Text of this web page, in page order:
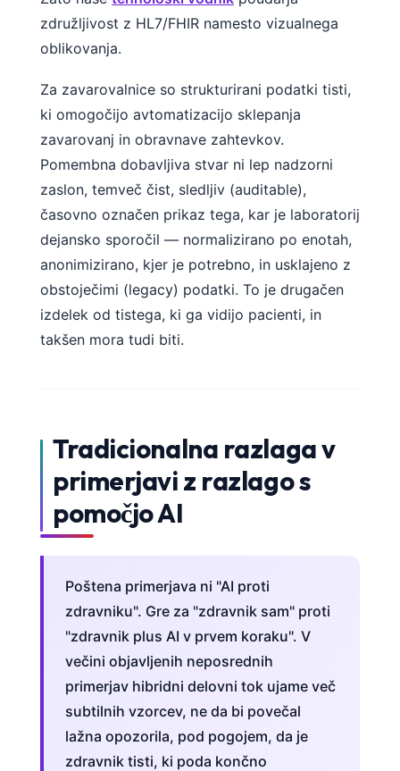
združljivost z HL7/FHIR namesto vizualnega
oblikovanja.
Za zavarovalnice so strukturirani podatki tisti,
ki omogočijo avtomatizacijo sklepanja
zavarovanj in obravnave zahtevkov.
Pomembna dobavljiva stvar ni lep nadzorni
zaslon, temveč čist, sledljiv (auditable),
časovno označen prikaz tega, kar je laboratorij
dejansko sporočil — normalizirano po enotah,
anonimizirano, kjer je potrebno, in usklajeno z
obstoječimi (legacy) podatki. To je drugačen
izdelek od tistega, ki ga vidijo pacienti, in
takšen mora tudi biti.
Tradicionalna razlaga v
primerjavi z razlago s
pomočjo AI
Poštena primerjava ni "AI proti
zdravniku". Gre za "zdravnik sam" proti
"zdravnik plus AI v prvem koraku". V
večini objavljenih neposrednih
primerjav hibridni delovni tok ujame več
subtilnih vzorcev, ne da bi povečal
lažna opozorila, pod pogojem, da je
zdravnik tisti, ki poda končno
Hrvatski
Slovenčina
پښتو
سنڌي
සිංහල
অসমীয়া
Latviešu valoda
Македонски јазик
Euskara
Afrikaans
Монгол
ພາສາລາວ
Basa Jawa
ئۇيغۇرچە
Кыргызча
Татар теле
Беларуская мова
Frysk
Ślōnskŏ gŏdka